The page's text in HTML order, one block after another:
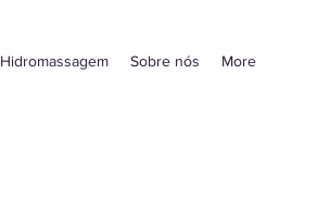
Hidromassagem Sobre nós More